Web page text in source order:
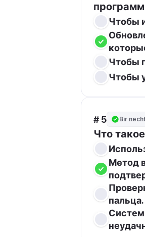
Чтобы
Чтобы
Чтобы
# 5 Bir
Что
Метод
пальца.